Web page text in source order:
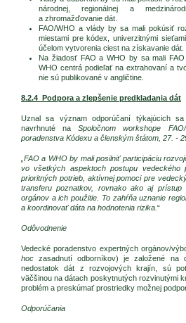
národnej, regionálnej a
a zhromažďovanie dát.
FAO/WHO a vlády by sa mali pokúsiť
miestami pre kódex, univerzitnými
účelom vytvorenia ciest na získavanie dát.
Na žiadosť FAO a WHO by sa mali
WHO centrá podieľať na extrahovaní a
nie sú publikované v angličtine.
8.2.4 Podpora a zlepšenie predkladania dát
Uznal sa význam odporúčaní týkajúcich
navrhnuté naSpoločnom workshope
poradenstva Kódexu a členským štátom, 27. -
„FAO a WHO by mali posilniť participáciu
vo všetkých aspektoch postupu vedeckého
prioritných potrieb, aktívnej pomoci pre
transferu poznatkov, rovnako ako aj
orgánov a ich použitie. To zahŕňa uznanie
a koordinovať dáta na hodnotenia rizika. “
Odôvodnenie
Vedecké poradenstvo expertných orgánov/
hoc zasadnutí odborníkov) je založené na
nedostatok dát z rozvojových krajín, sú
väčšinou na dátach poskytnutých rozvinutými
problém a preskúmať prostriedky možnej
Odporúčania